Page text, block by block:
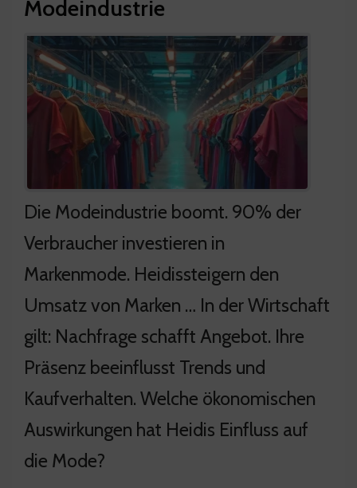
Modeindustrie
Die Modeindustrie boomt. 90% der
Verbraucher investieren in
Markenmode. Heidissteigern den
Umsatz von Marken … In der Wirtschaft
gilt: Nachfrage schafft Angebot. Ihre
Präsenz beeinflusst Trends und
Kaufverhalten. Welche ökonomischen
Auswirkungen hat Heidis Einfluss auf
die Mode?